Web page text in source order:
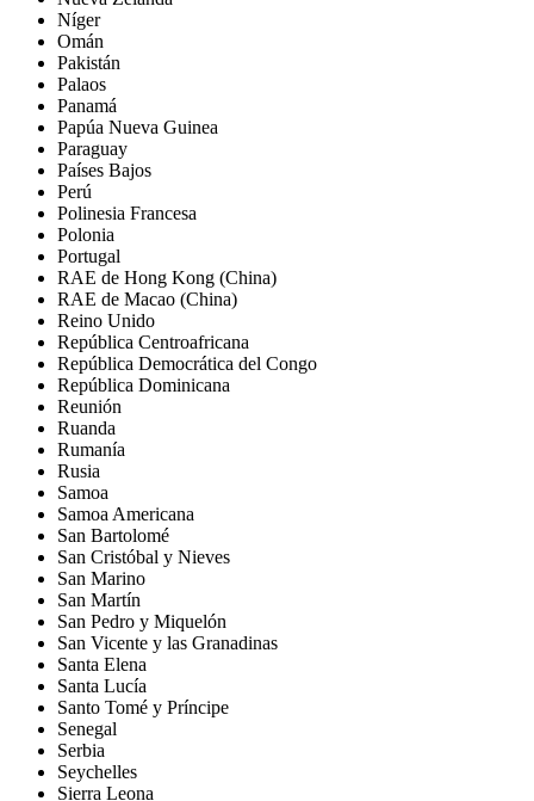
Níger
Omán
Pakistán
Palaos
Panamá
Papúa Nueva Guinea
Paraguay
Países Bajos
Perú
Polinesia Francesa
Polonia
Portugal
RAE de Hong Kong (China)
RAE de Macao (China)
Reino Unido
República Centroafricana
República Democrática del Congo
República Dominicana
Reunión
Ruanda
Rumanía
Rusia
Samoa
Samoa Americana
San Bartolomé
San Cristóbal y Nieves
San Marino
San Martín
San Pedro y Miquelón
San Vicente y las Granadinas
Santa Elena
Santa Lucía
Santo Tomé y Príncipe
Senegal
Serbia
Seychelles
Sierra Leona